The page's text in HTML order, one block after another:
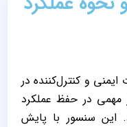
ایمنی و کنترل‌کننده در
در حفظ عملکرد
این سنسور با پایش